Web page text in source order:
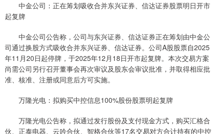
中金公司：正在筹划吸收合并东兴证券、信达证券股票明日开市
起复牌
中金公司公告称，公司与东兴证券、信达证券正在筹划由中金公
司通过换股方式吸收合并东兴证券、信达证券。公司A股股票自2025
年11月20日起停牌，于2025年12月18日开市起复牌。本次交易方案
尚需公司另行召开董事会再次审议及股东会审议批准，并取得相应批
准、核准、注册或同意后方可实施。
万隆光电：拟购买中控信息100%股份股票明起复牌
万隆光电公告称，拟通过发行股份及支付现金方式，购买汇格合
伙、正泰电器、云吟合伙、智格合伙等17名交易对方合计持有的中控